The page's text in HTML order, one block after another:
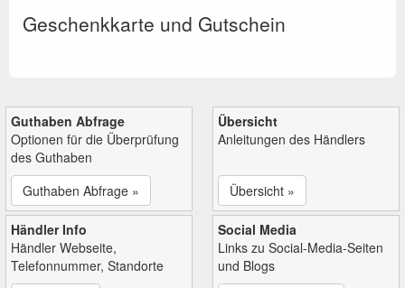
Geschenkkarte und Gutschein
Guthaben Abfrage
Optionen für die Überprüfung
des Guthaben
Guthaben Abfrage »
Übersicht
Anleitungen des Händlers
Übersicht »
Händler Info
Händler Webseite,
Telefonnummer, Standorte
Social Media
Links zu Social-Media-Seiten
und Blogs